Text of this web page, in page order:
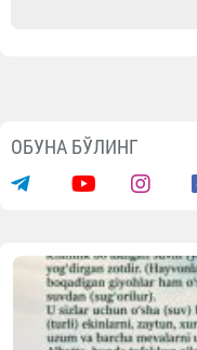
ОБУНА БЎЛИНГ